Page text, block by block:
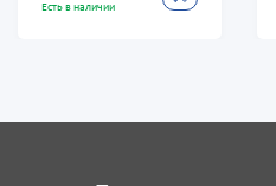
Есть в наличии